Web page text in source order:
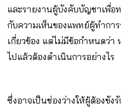
และรายงานผู้บังคับบัญชาเพื่อ
กับความเห็นของแพทย์ผู้ทำกา
เกี่ยวข้อง แต่ไม่มีข้อกำหนดว่า
ไปแล้วต้องดำเนินการอย่างไร
ซึ่งอาจเป็นช่องว่างให้ผู้ต้องขัง